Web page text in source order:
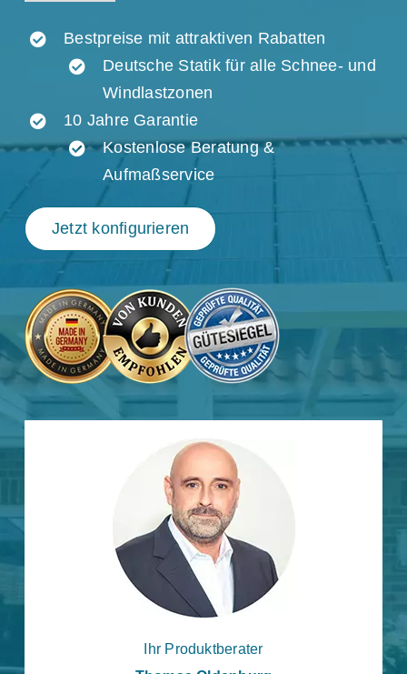
Bestpreise mit attraktiven Rabatten
Deutsche Statik für alle Schnee- und
Windlastzonen
10 Jahre Garantie
Kostenlose Beratung &
Aufmaßservice
Jetzt konfigurieren
Ihr Produktberater